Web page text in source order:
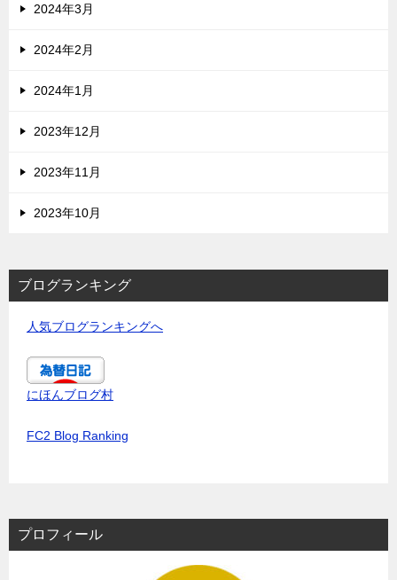
2024年3月
2024年2月
2024年1月
2023年12月
2023年11月
2023年10月
ブログランキング
人気ブログランキングへ
にほんブログ村
FC2 Blog Ranking
プロフィール